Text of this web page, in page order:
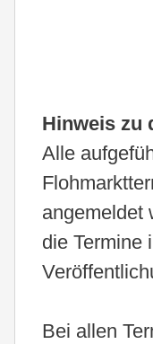
Hinweis zu
Alle
angemeldet
die Termine
Bei allen